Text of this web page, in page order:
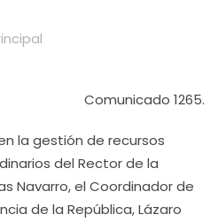
Comunicado 1265.
la gestión de recursos
del Rector de la
Navarro, el Coordinador de
de la República, Lázaro